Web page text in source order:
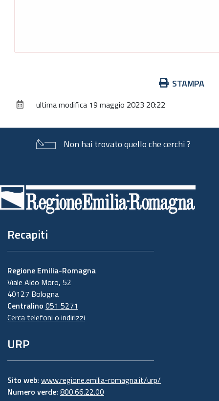
documento
STAMPA
ultima modifica 19 maggio 2023 20:22
Non hai trovato quello che cerchi ?
di
pagina
Recapiti
Regione Emilia-Romagna
Viale Aldo Moro, 52
40127 Bologna
Centralino 051 5271
Cerca telefoni o indirizzi
URP
Sito web: www.regione.emilia-romagna.it/urp/
Numero verde: 800.66.22.00